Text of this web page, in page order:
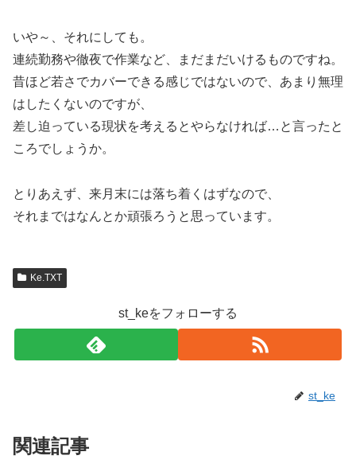
いや～、それにしても。
連続勤務や徹夜で作業など、まだまだいけるものですね。
昔ほど若さでカバーできる感じではないので、あまり無理
はしたくないのですが、
差し迫っている現状を考えるとやらなければ…と言ったと
ころでしょうか。
とりあえず、来月末には落ち着くはずなので、
それまではなんとか頑張ろうと思っています。
Ke.TXT
st_keをフォローする
st_ke
関連記事